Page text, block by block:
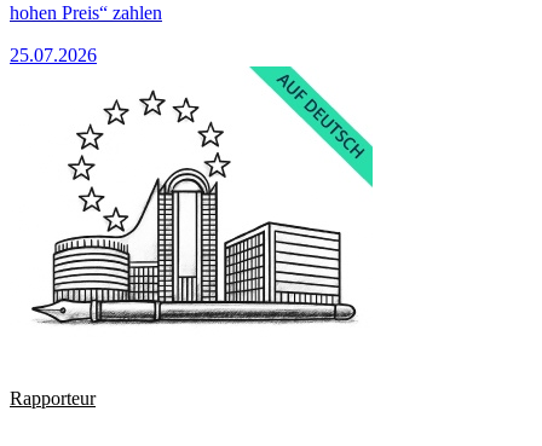
hohen Preis“ zahlen
25.07.2026
Rapporteur